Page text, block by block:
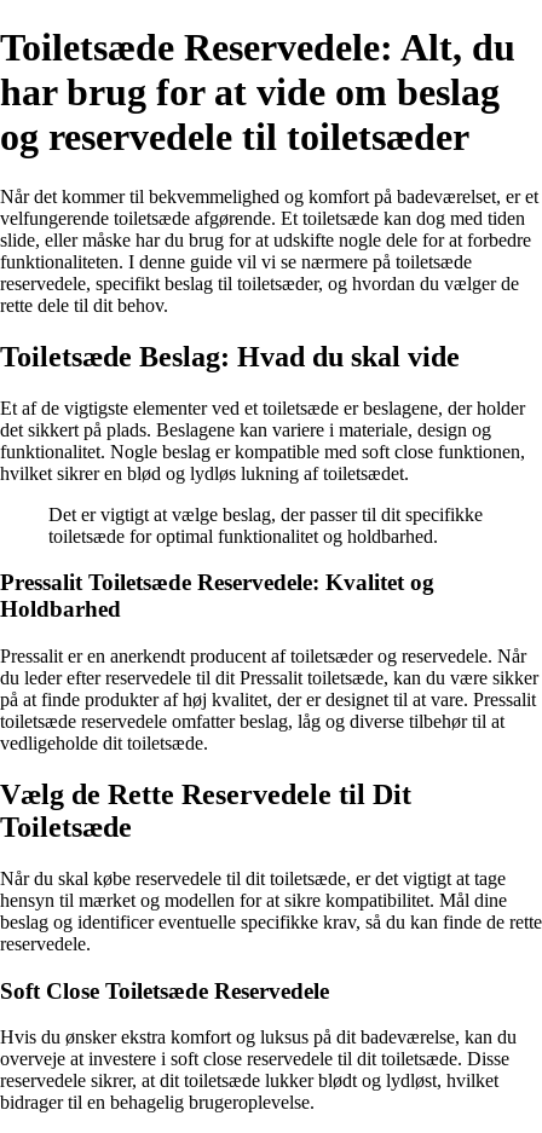
Toiletsæde Reservedele: Alt, du
har brug for at vide om beslag
og reservedele til toiletsæder
Når det kommer til bekvemmelighed og komfort på badeværelset, er et
velfungerende toiletsæde afgørende. Et toiletsæde kan dog med tiden
slide, eller måske har du brug for at udskifte nogle dele for at forbedre
funktionaliteten. I denne guide vil vi se nærmere på toiletsæde
reservedele, specifikt beslag til toiletsæder, og hvordan du vælger de
rette dele til dit behov.
Toiletsæde Beslag: Hvad du skal vide
Et af de vigtigste elementer ved et toiletsæde er beslagene, der holder
det sikkert på plads. Beslagene kan variere i materiale, design og
funktionalitet. Nogle beslag er kompatible med soft close funktionen,
hvilket sikrer en blød og lydløs lukning af toiletsædet.
Det er vigtigt at vælge beslag, der passer til dit specifikke
toiletsæde for optimal funktionalitet og holdbarhed.
Pressalit Toiletsæde Reservedele: Kvalitet og
Holdbarhed
Pressalit er en anerkendt producent af toiletsæder og reservedele. Når
du leder efter reservedele til dit Pressalit toiletsæde, kan du være sikker
på at finde produkter af høj kvalitet, der er designet til at vare. Pressalit
toiletsæde reservedele omfatter beslag, låg og diverse tilbehør til at
vedligeholde dit toiletsæde.
Vælg de Rette Reservedele til Dit
Toiletsæde
Når du skal købe reservedele til dit toiletsæde, er det vigtigt at tage
hensyn til mærket og modellen for at sikre kompatibilitet. Mål dine
beslag og identificer eventuelle specifikke krav, så du kan finde de rette
reservedele.
Soft Close Toiletsæde Reservedele
Hvis du ønsker ekstra komfort og luksus på dit badeværelse, kan du
overveje at investere i soft close reservedele til dit toiletsæde. Disse
reservedele sikrer, at dit toiletsæde lukker blødt og lydløst, hvilket
bidrager til en behagelig brugeroplevelse.